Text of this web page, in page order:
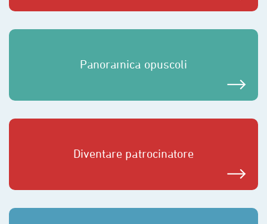
Panoramica opuscoli
Diventare patrocinatore